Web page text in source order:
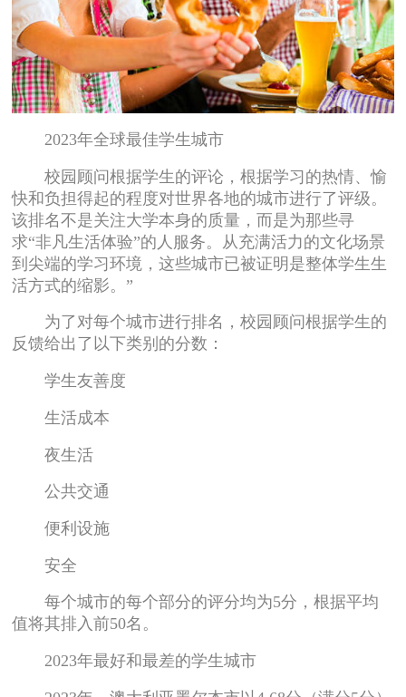
2023年全球最佳学生城市
校园顾问根据学生的评论，根据学习的热情、愉
快和负担得起的程度对世界各地的城市进行了评级。
该排名不是关注大学本身的质量，而是为那些寻
求“非凡生活体验”的人服务。从充满活力的文化场景
到尖端的学习环境，这些城市已被证明是整体学生生
活方式的缩影。”
为了对每个城市进行排名，校园顾问根据学生的
反馈给出了以下类别的分数：
学生友善度
生活成本
夜生活
公共交通
便利设施
安全
每个城市的每个部分的评分均为5分，根据平均
值将其排入前50名。
2023年最好和最差的学生城市